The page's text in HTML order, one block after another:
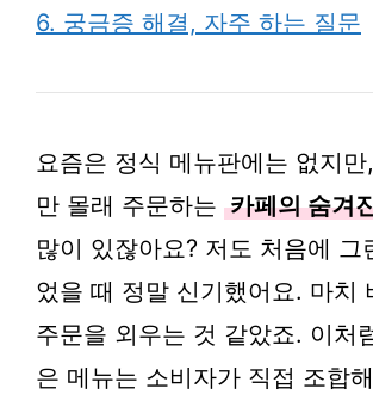
6. 궁금증 해결, 자주 하는 질문
요즘은 정식 메뉴판에는 없지
만 몰래 주문하는 카페의 숨겨
많이 있잖아요? 저도 처음에 그
었을 때 정말 신기했어요. 마치
주문을 외우는 것 같았죠. 이처
은 메뉴는 소비자가 직접 조합